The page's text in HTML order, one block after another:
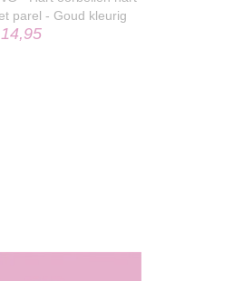
parel - Goud kleurig